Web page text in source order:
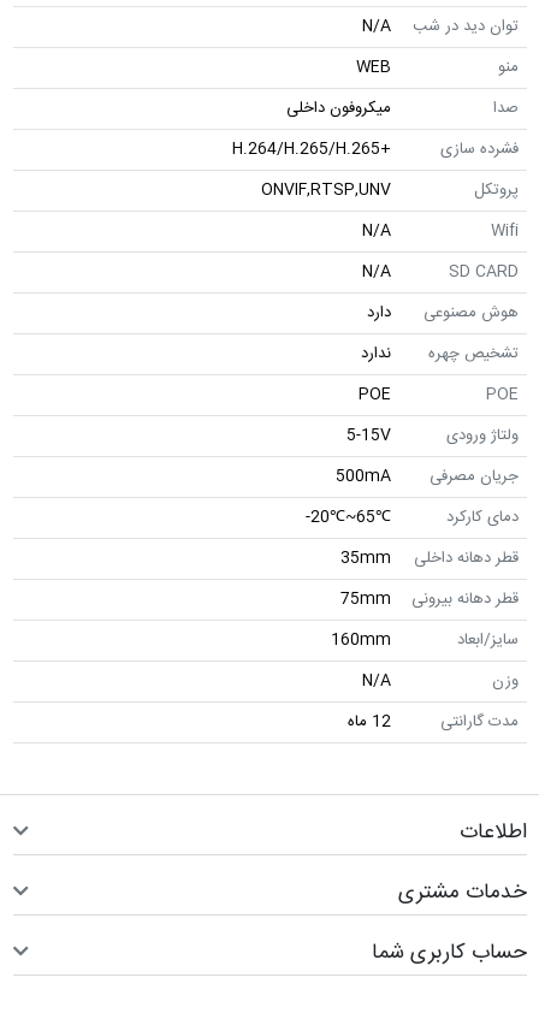
توان دید در شب
N/A
منو
WEB
صدا
میکروفون داخلی
فشرده سازی
+H.264/H.265/H.265
پروتکل
ONVIF,RTSP,UNV
Wifi
N/A
SD CARD
N/A
هوش مصنوعی
دارد
تشخیص چهره
ندارد
POE
POE
ولتاژ ورودی
5-15V
جریان مصرفی
500mA
دمای کارکرد
℃65~℃20-
قطر دهانه داخلی
35mm
قطر دهانه بیرونی
75mm
سایز/ابعاد
160mm
وزن
N/A
مدت گارانتی
12 ماه
اطلاعات
خدمات مشتری
حساب کاربری شما